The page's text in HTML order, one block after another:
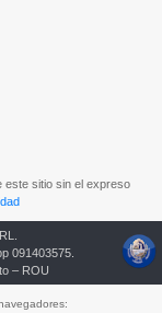
este sitio sin el expreso
091403575.
– ROU